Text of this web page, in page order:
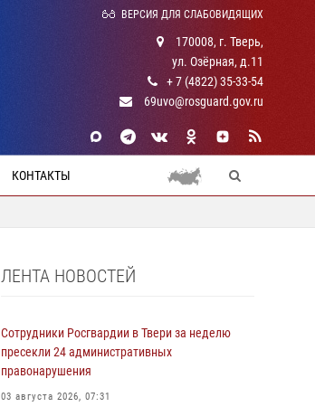
ВЕРСИЯ ДЛЯ СЛАБОВИДЯЩИХ
170008, г. Тверь,
ул. Озёрная, д.11
+ 7 (4822) 35-33-54
69uvo@rosguard.gov.ru
КОНТАКТЫ
ЛЕНТА НОВОСТЕЙ
Сотрудники Росгвардии в Твери за неделю
пресекли 24 административных
правонарушения
03 августа 2026, 07:31